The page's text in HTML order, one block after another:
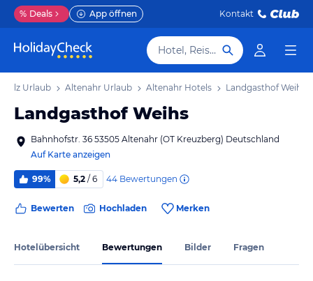
% Deals App öffnen Kontakt
Hotel, Reiseziel
Urlaub Altenahr Urlaub Altenahr Hotels Landgasthof Weihs
Landgasthof Weihs
Bahnhofstr. 36 53505 Altenahr (OT Kreuzberg) Deutschland
Auf Karte anzeigen
99% 5,2 / 6 44 Bewertungen
Bewerten Hochladen Merken
Hotelübersicht Bewertungen Bilder Fragen